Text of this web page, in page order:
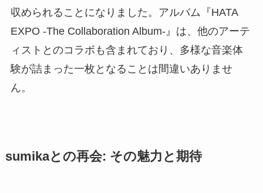
収められることになりました。アルバム『HATA
EXPO -The Collaboration Album-』は、他のアーテ
ィストとのコラボも含まれており、多様な音楽体
験が詰まった一枚となることは間違いありませ
ん。
sumikaとの再会: その魅力と期待